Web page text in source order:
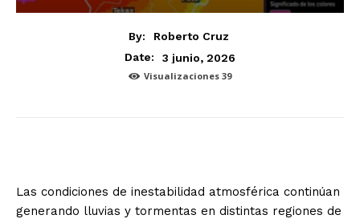
By:
Roberto Cruz
Date:
3 junio, 2026
Visualizaciones 39
Las condiciones de inestabilidad atmosférica continúan
generando lluvias y tormentas en distintas regiones de